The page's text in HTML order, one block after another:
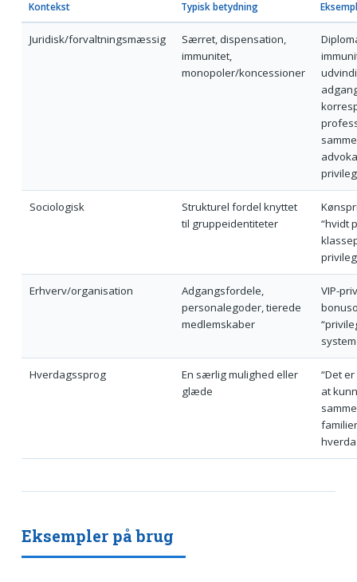
Kontekst Typisk betydning
Juridisk/forvaltningsmæssig
Særret, dispensation,
immunitet,
monopoler/koncessioner
Sociologisk
Strukturel fordel knyttet
til gruppeidentiteter
“hvidt
Erhverv/organisation
Adgangsfordele,
personalegoder, tierede
medlemskaber
VIP-
Hverdagssprog
En særlig mulighed eller
glæde
“Det
at
Eksempler på brug